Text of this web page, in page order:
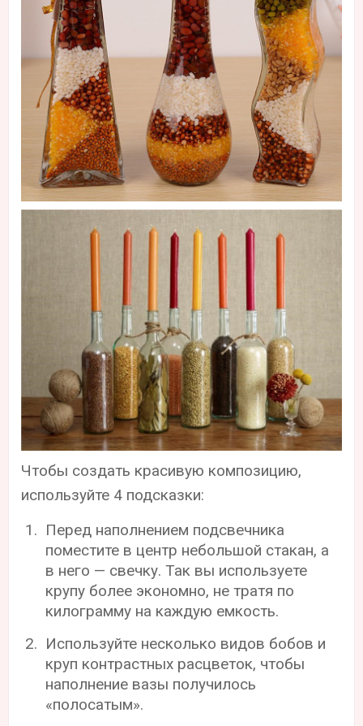
Чтобы создать красивую композицию,
используйте 4 подсказки:
Перед наполнением подсвечника
поместите в центр небольшой стакан, а
в него — свечку. Так вы используете
крупу более экономно, не тратя по
килограмму на каждую емкость.
Используйте несколько видов бобов и
круп контрастных расцветок, чтобы
наполнение вазы получилось
«полосатым».